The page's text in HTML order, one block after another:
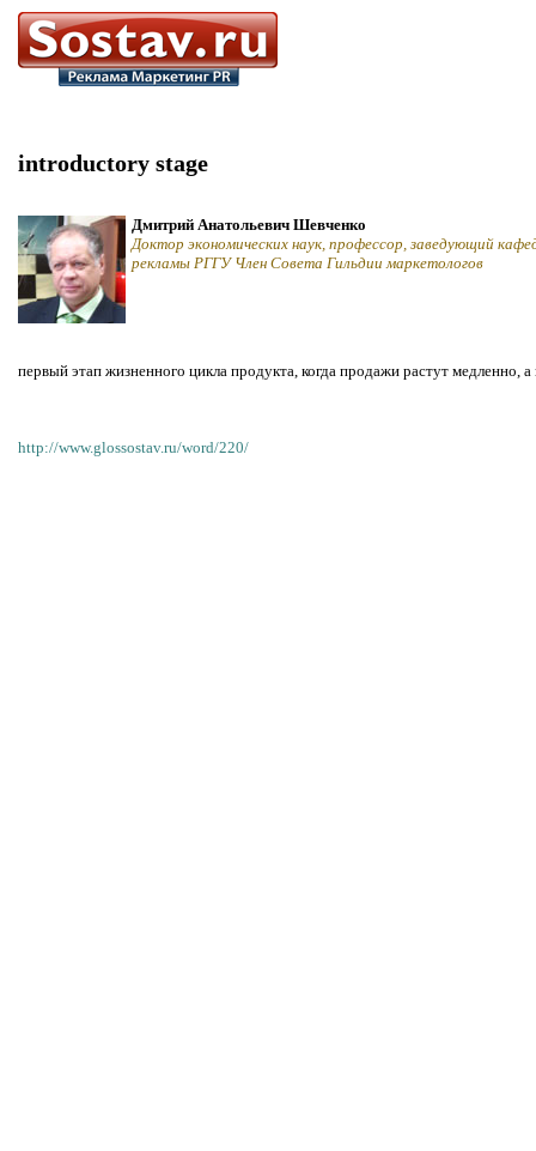
introductory stage
Дмитрий Анатольевич Шевченко
Доктор экономических наук, профессор, заведующий
рекламы РГГУ Член Совета Гильдии маркетологов
первый этап жизненного цикла продукта, когда продажи растут медленно,
http://www.glossostav.ru/word/220/